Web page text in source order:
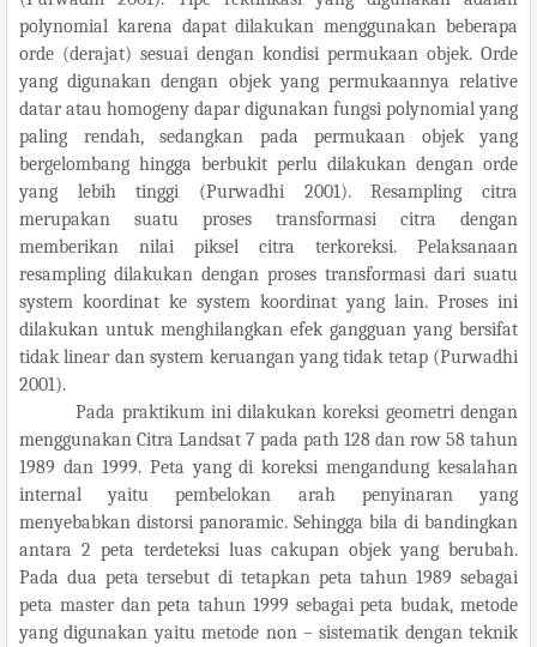
polynomial karena dapat dilakukan menggunakan beberapa
orde (derajat) sesuai dengan kondisi permukaan objek. Orde
yang digunakan dengan objek yang permukaannya relative
datar atau homogeny dapar digunakan fungsi polynomial yang
paling rendah, sedangkan pada permukaan objek yang
bergelombang hingga berbukit perlu dilakukan dengan orde
yang lebih tinggi (Purwadhi 2001). Resampling citra
merupakan suatu proses transformasi citra dengan
memberikan nilai piksel citra terkoreksi. Pelaksanaan
resampling dilakukan dengan proses transformasi dari suatu
system koordinat ke system koordinat yang lain. Proses ini
dilakukan untuk menghilangkan efek gangguan yang bersifat
tidak linear dan system keruangan yang tidak tetap (Purwadhi
2001).
Pada praktikum ini dilakukan koreksi geometri dengan
menggunakan Citra Landsat 7 pada path 128 dan row 58 tahun
1989 dan 1999. Peta yang di koreksi mengandung kesalahan
internal yaitu pembelokan arah penyinaran yang
menyebabkan distorsi panoramic. Sehingga bila di bandingkan
antara 2 peta terdeteksi luas cakupan objek yang berubah.
Pada dua peta tersebut di tetapkan peta tahun 1989 sebagai
peta master dan peta tahun 1999 sebagai peta budak, metode
yang digunakan yaitu metode non – sistematik dengan teknik